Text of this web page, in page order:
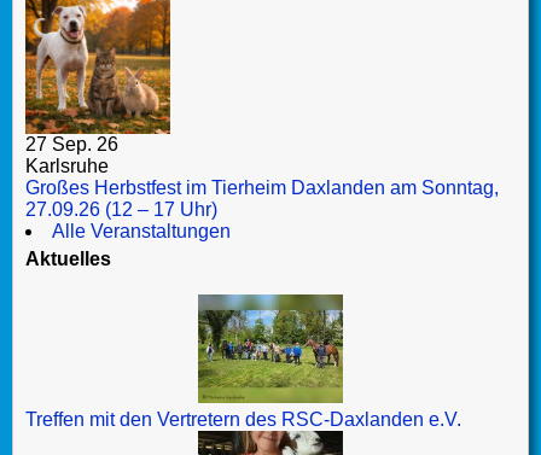
27 Sep. 26
Karlsruhe
Großes Herbstfest im Tierheim Daxlanden am Sonntag,
27.09.26 (12 – 17 Uhr)
Alle Veranstaltungen
Aktuelles
Treffen mit den Vertretern des RSC-Daxlanden e.V.